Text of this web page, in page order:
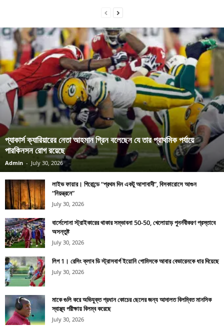
প্যাকার্স ক্যারিয়ারের নেতা আহমান গ্রিন বলেছেন যে তার প্রাথমিক পর্যায়ে
পারকিনসন রোগ রয়েছে
Admin - July 30, 2026
লাইভ ফায়ার। গিরোন্ডে “প্রথম দিন একটু আশাবাদী”, বিসকারোসে আগুন
“নিয়ন্ত্রনে”
July 30, 2026
বার্সেলোনা স্ট্রাইকারের থাকার সম্ভাবনা 50-50, খেলোয়াড় পুনর্নবীকরণ প্রস্তাবে
অসন্তুষ্ট
July 30, 2026
লিগ 1। রেসিং ক্লাব ডি স্ট্রাসবার্গ ইয়োনি গোমিসকে আবার বেভারেনকে ধার দিয়েছে
July 30, 2026
মাকে গুলি করে অভিযুক্ত প্রধান কোচের ছেলের জন্য আদালত বিলম্বিত মানসিক
স্বাস্থ্য পরীক্ষায় বিলম্ব করেছে
July 30, 2026